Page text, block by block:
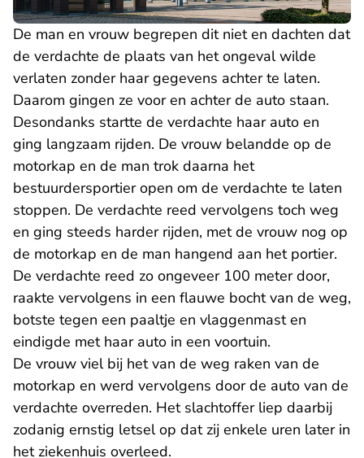
De man en vrouw begrepen dit niet en dachten dat
de verdachte de plaats van het ongeval wilde
verlaten zonder haar gegevens achter te laten.
Daarom gingen ze voor en achter de auto staan.
Desondanks startte de verdachte haar auto en
ging langzaam rijden. De vrouw belandde op de
motorkap en de man trok daarna het
bestuurdersportier open om de verdachte te laten
stoppen. De verdachte reed vervolgens toch weg
en ging steeds harder rijden, met de vrouw nog op
de motorkap en de man hangend aan het portier.
De verdachte reed zo ongeveer 100 meter door,
raakte vervolgens in een flauwe bocht van de weg,
botste tegen een paaltje en vlaggenmast en
eindigde met haar auto in een voortuin.
De vrouw viel bij het van de weg raken van de
motorkap en werd vervolgens door de auto van de
verdachte overreden. Het slachtoffer liep daarbij
zodanig ernstig letsel op dat zij enkele uren later in
het ziekenhuis overleed.